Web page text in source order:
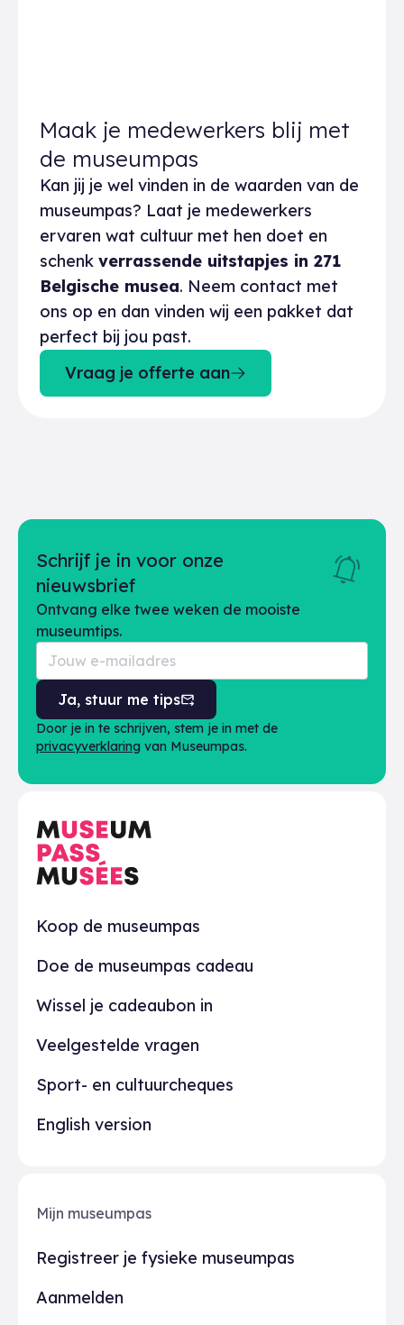
Maak je medewerkers blij met
de museumpas
Kan jij je wel vinden in de waarden van de
museumpas? Laat je medewerkers
ervaren wat cultuur met hen doet en
schenk verrassende uitstapjes in 271
Belgische musea. Neem contact met
ons op en dan vinden wij een pakket dat
perfect bij jou past.
Vraag je offerte aan
Praktisch
Koop de museumpas
Doe de museumpas cadeau
Wissel je cadeaubon in
Veelgestelde vragen
Sport- en cultuurcheques
English version
Schrijf je in voor onze
nieuwsbrief
Ontvang elke twee weken de mooiste
museumtips.
Ja, stuur me tips
Door je in te schrijven, stem je in met de
privacyverklaring van Museumpas.
Mijn museumpas
Registreer je fysieke museumpas
Aanmelden